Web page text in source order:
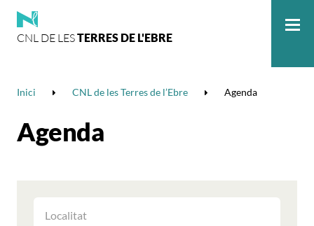
CNL DE LESTERRES DE L'EBRE
Inici CNL de les Terres de l’Ebre Agenda
Agenda
LES